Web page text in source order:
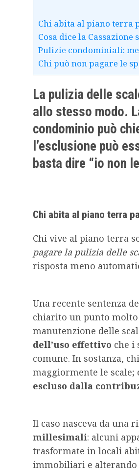
Chi abita al piano terra
Cosa dice la
Pulizie condominiali:
Chi può non pagare le
La pulizia delle
allo stesso modo.
condominio può
l’esclusione può
basta dire “io non
Chi abita al piano terra
Chi vive al piano terra
pagare la pulizia delle
risposta meno
Una recente sentenza
chiarito un punto molto
manutenzione delle
dell’uso effettivo che i
comune. In sostanza,
maggiormente le scale;
escluso dalla
Il caso nasceva da una
millesimali: alcuni
trasformate in locali
immobiliari e